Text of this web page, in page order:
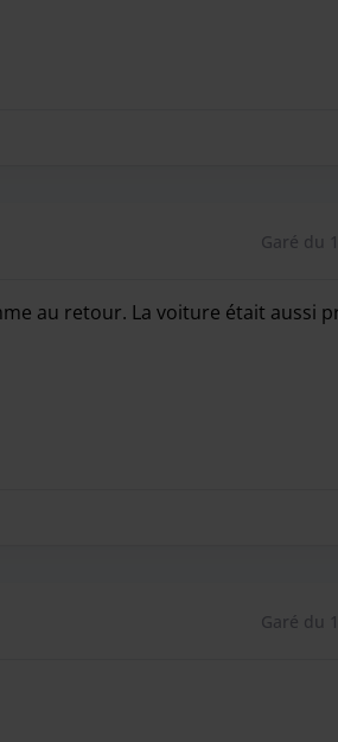
Garé du
au retour. La voiture était aussi
Garé du